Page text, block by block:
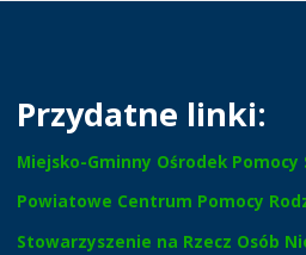
Przydatne linki:
Miejsko-Gminny Ośrodek Pomocy
Powiatowe Centrum Pomocy
Stowarzyszenie na Rzecz Osób